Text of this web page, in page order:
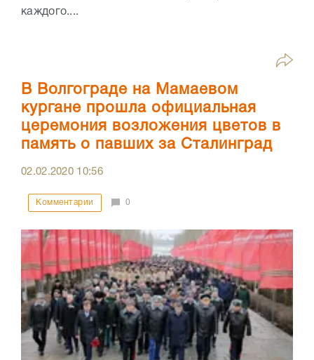
каждого....
В Волгограде на Мамаевом
кургане прошла официальная
церемония возложения цветов в
память о павших за Сталинград
02.02.2020 10:56
Комментарии 0